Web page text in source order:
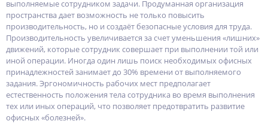
выполняемые сотрудником задачи. Продуманная организация
пространства дает возможность не только повысить
производительность, но и создаёт безопасные условия для труда.
Производительность увеличивается за счет уменьшения «лишних»
движений, которые сотрудник совершает при выполнении той или
иной операции. Иногда один лишь поиск необходимых офисных
принадлежностей занимает до 30% времени от выполняемого
задания. Эргономичность рабочих мест предполагает
естественность положения тела сотрудника во время выполнения
тех или иных операций, что позволяет предотвратить развитие
офисных «болезней».